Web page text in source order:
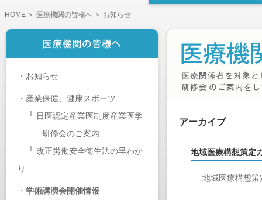
HOME ＞ 医療機関の皆様へ ＞ お知らせ
・ お知らせ
・ 産業保健、健康スポーツ
└ 日医認定産業医制度産業医学
研修会のご案内
└ 改正労働安全衛生法の早わか
り
・ 学術講演会開催情報
アーカイブ
地域医療構想策定
地域医療構想